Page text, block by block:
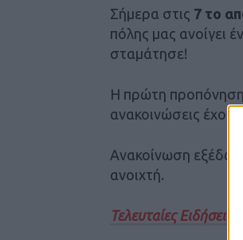
Σήμερα στις 7 το
πόλης μας ανοίγει
σταμάτησε!
Η πρώτη προπόνηση
ανακοινώσεις
Ανακοίνωση
ανοιχτή.
Τελευταίες Ειδήσεις